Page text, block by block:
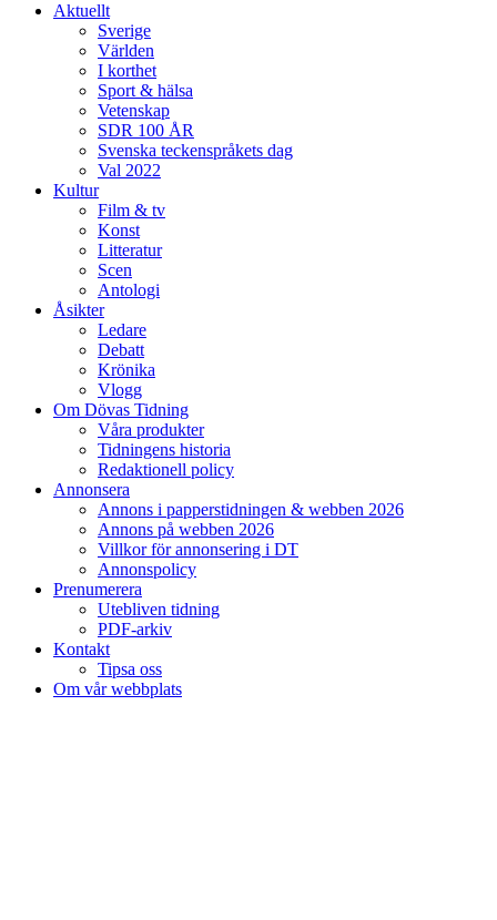
Aktuellt
Sverige
Världen
I korthet
Sport & hälsa
Vetenskap
SDR 100 ÅR
Svenska teckenspråkets dag
Val 2022
Kultur
Film & tv
Konst
Litteratur
Scen
Antologi
Åsikter
Ledare
Debatt
Krönika
Vlogg
Om Dövas Tidning
Våra produkter
Tidningens historia
Redaktionell policy
Annonsera
Annons i papperstidningen & webben 2026
Annons på webben 2026
Villkor för annonsering i DT
Annonspolicy
Prenumerera
Utebliven tidning
PDF-arkiv
Kontakt
Tipsa oss
Om vår webbplats